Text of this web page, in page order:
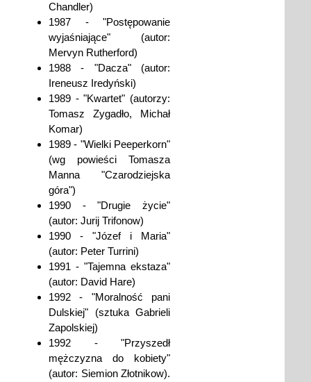
Chandler)
1987 - "Postępowanie
wyjaśniające" (autor:
Mervyn Rutherford)
1988 - "Dacza" (autor:
Ireneusz Iredyński)
1989 - "Kwartet" (autorzy:
Tomasz Zygadło, Michał
Komar)
1989 - "Wielki Peeperkorn"
(wg powieści Tomasza
Manna "Czarodziejska
góra")
1990 - "Drugie życie"
(autor: Jurij Trifonow)
1990 - "Józef i Maria"
(autor: Peter Turrini)
1991 - "Tajemna ekstaza"
(autor: David Hare)
1992 - "Moralność pani
Dulskiej" (sztuka Gabrieli
Zapolskiej)
1992 - "Przyszedł
mężczyzna do kobiety"
(autor: Siemion Złotnikow).